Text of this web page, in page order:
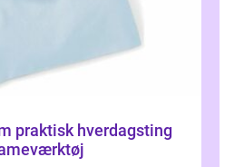
praktisk hverdagsting